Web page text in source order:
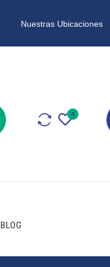
Nuestras Ubicaciones
BLOG